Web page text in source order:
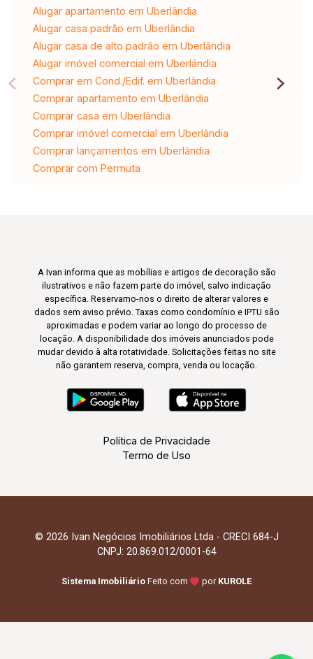
Alugar apartamento em Uberlândia
Alugar casa padrão em Uberlândia
Alugar casa de alto padrão em Uberlândia
Alugar imóvel comercial em Uberlândia
Comprar em Cond./Edif. em Uberlândia
Comprar apartamento em Uberlândia
Comprar casa em Uberlândia
Comprar imóvel comercial em Uberlândia
Comprar lançamentos em Uberlândia
Comprar com Permuta
A Ivan informa que as mobílias e artigos de decoração são
ilustrativos e não fazem parte do imóvel, salvo indicação
específica. Reservamo-nos o direito de alterar valores e
dados sem aviso prévio. Taxas como condomínio e IPTU são
aproximadas e podem variar ao longo do processo de
locação. A disponibilidade dos imóveis anunciados pode
mudar devido à alta rotatividade. Solicitações feitas no site
não garantem reserva, compra, venda ou locação.
Política de Privacidade
Termo de Uso
© 2026 Ivan Negócios Imobiliários Ltda - CRECI 684-J
CNPJ: 20.869.012/0001-64
Sistema Imobiliário Feito com por KUROLE